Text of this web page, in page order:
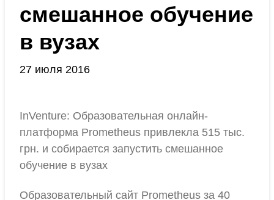
смешанное обучение
в вузах
27 июля 2016
InVenture: Образовательная онлайн-
платформа Prometheus привлекла 515 тыс.
грн. и собирается запустить смешанное
обучение в вузах
Образовательный сайт Prometheus за 40